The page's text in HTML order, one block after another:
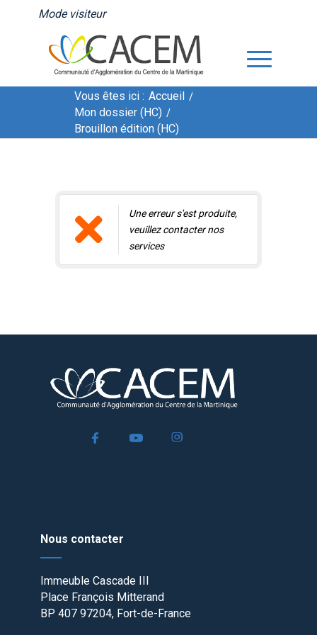
Mode visiteur
Vous êtes ici : Accueil /
Mon dossier (HC) /
Brouillon édition (HC)
Brouillon édition (HC)
Une erreur s'est produite,
veuillez contacter nos
services
Nous contacter
Immeuble Cascade III
Place François Mitterand
BP 407 97204, Fort-de-France